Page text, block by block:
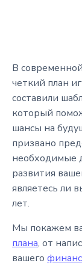
В
четкий план
составили
который
шансы на
призвано
необходимые
развития
являетесь ли
лет.
Мы покажем
плана, от
вашего